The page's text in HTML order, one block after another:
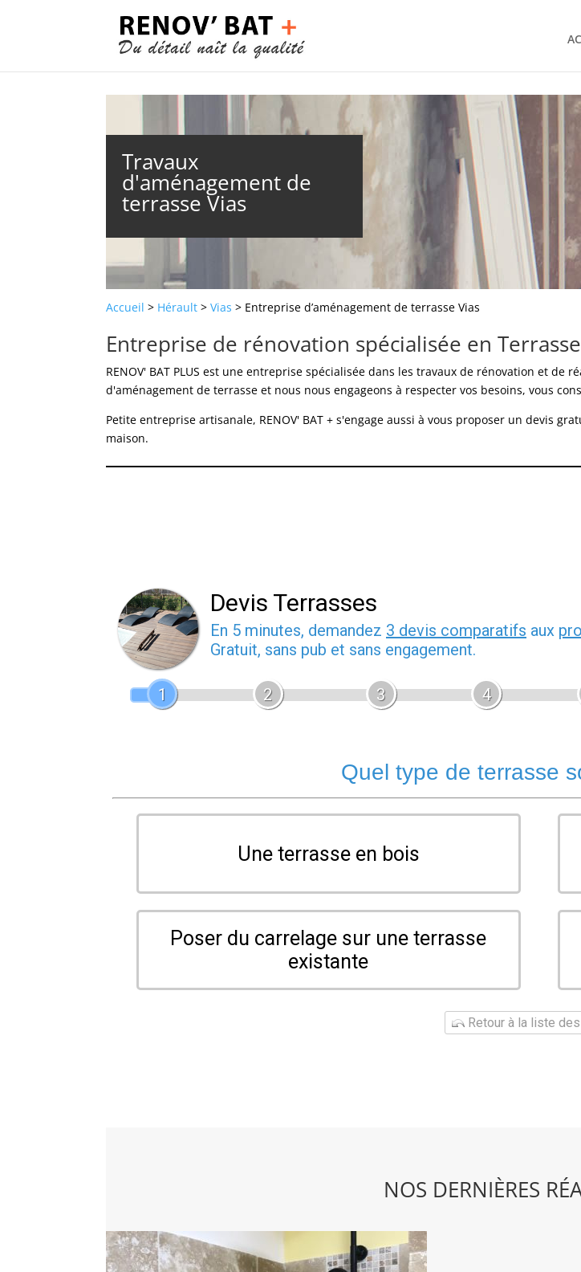
Travaux
d'aménagement de
terrasse Vias
Accueil > Hérault > Vias > Entreprise d’aménagement de terrasse Vias
Entreprise de rénovation spécialisée en
RENOV' BAT PLUS est une entreprise spécialisée dans les travaux de rénovation et de
d'aménagement de terrasse et nous nous engageons à respecter vos besoins, vous
Petite entreprise artisanale, RENOV' BAT + s'engage aussi à vous proposer un devis
maison.
Devis Terrasses
En 5 minutes, demandez 3 devis comparatifs aux
Gratuit, sans pub et sans engagement.
1 2 3 4
Quel type de terrasse
Une terrasse en bois
Poser du carrelage sur une terrasse
existante
Retour à la liste
NOS DERNIÈRES